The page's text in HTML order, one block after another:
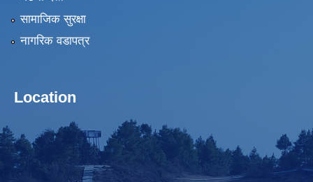
सामाजिक सुरक्षा
नागरिक वडापत्र
Location